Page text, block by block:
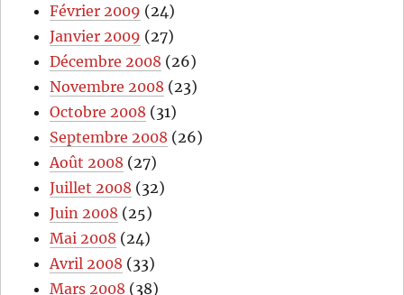
Février 2009 (24)
Janvier 2009 (27)
Décembre 2008 (26)
Novembre 2008 (23)
Octobre 2008 (31)
Septembre 2008 (26)
Août 2008 (27)
Juillet 2008 (32)
Juin 2008 (25)
Mai 2008 (24)
Avril 2008 (33)
Mars 2008 (38)